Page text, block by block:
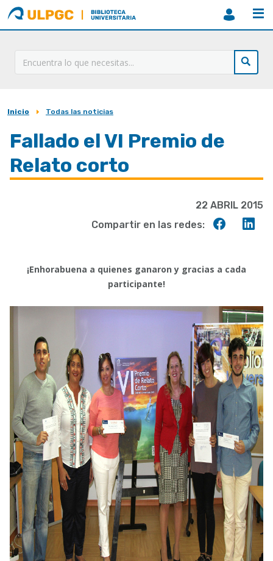
ULPGC
Biblioteca
ULPGC
Sobrescribir
enlaces
de
ayuda
Inicio Todas las noticias
Fallado el VI Premio de
Relato corto
22 ABRIL 2015
Compartir en las redes:
¡Enhorabuena a quienes ganaron y gracias a cada
participante!